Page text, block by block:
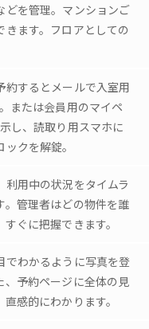
どを管理。マンションご
きます。フロアとしての
約するとメールで入室用
または会員用のマイペ
し、読取り用スマホに
クを解錠。
利用中の状況をタイムラ
。管理者はどの物件を誰
ぐに把握できます。
でわかるように写真を登
、予約ページに全体の見
感的にわかります。